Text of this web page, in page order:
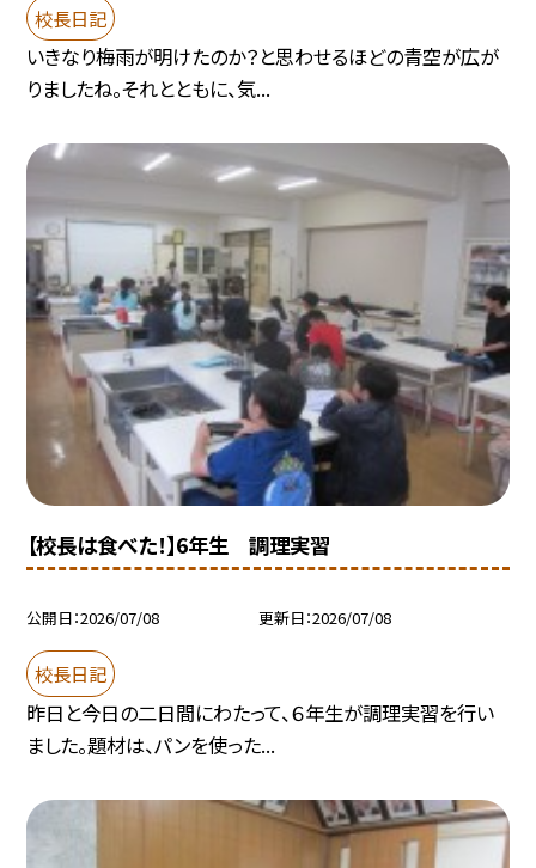
校長日記
いきなり梅雨が明けたのか？と思わせるほどの青空が広が
りましたね。それとともに、気...
【校長は食べた！】6年生 調理実習
公開日 2026/07/08 更新日 2026/07/08
校長日記
昨日と今日の二日間にわたって、６年生が調理実習を行い
ました。題材は、パンを使った...